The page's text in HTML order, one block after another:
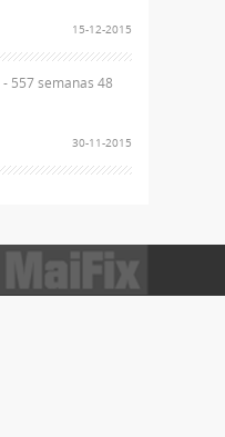
15-12-2015
- 557 semanas 48
30-11-2015